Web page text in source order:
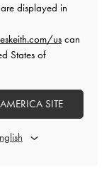
このレビ
displayed in
uscan
States of
SITE